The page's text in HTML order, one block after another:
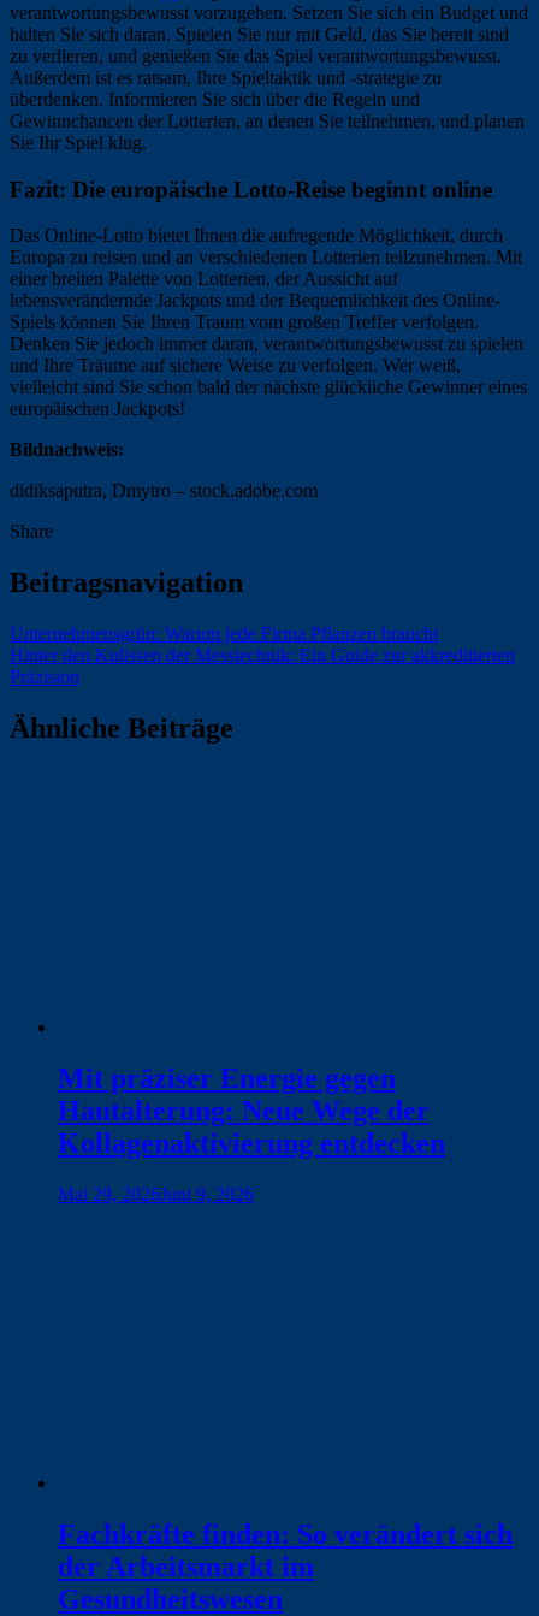
verantwortungsbewusst vorzugehen. Setzen Sie sich ein Budget und
halten Sie sich daran. Spielen Sie nur mit Geld, das Sie bereit sind
zu verlieren, und genießen Sie das Spiel verantwortungsbewusst.
Außerdem ist es ratsam, Ihre Spieltaktik und -strategie zu
überdenken. Informieren Sie sich über die Regeln und
Gewinnchancen der Lotterien, an denen Sie teilnehmen, und planen
Sie Ihr Spiel klug.
Fazit: Die europäische Lotto-Reise beginnt online
Das Online-Lotto bietet Ihnen die aufregende Möglichkeit, durch
Europa zu reisen und an verschiedenen Lotterien teilzunehmen. Mit
einer breiten Palette von Lotterien, der Aussicht auf
lebensverändernde Jackpots und der Bequemlichkeit des Online-
Spiels können Sie Ihren Traum vom großen Treffer verfolgen.
Denken Sie jedoch immer daran, verantwortungsbewusst zu spielen
und Ihre Träume auf sichere Weise zu verfolgen. Wer weiß,
vielleicht sind Sie schon bald der nächste glückliche Gewinner eines
europäischen Jackpots!
Bildnachweis:
didiksaputra, Dmytro – stock.adobe.com
Share
Beitragsnavigation
Unternehmensgrün: Warum jede Firma Pflanzen braucht
Hinter den Kulissen der Messtechnik: Ein Guide zur akkreditierten
Präzision
Ähnliche Beiträge
Mit präziser Energie gegen
Hautalterung: Neue Wege der
Kollagenaktivierung entdecken
Mai 29, 2026Juni 9, 2026
Fachkräfte finden: So verändert sich
der Arbeitsmarkt im
Gesundheitswesen